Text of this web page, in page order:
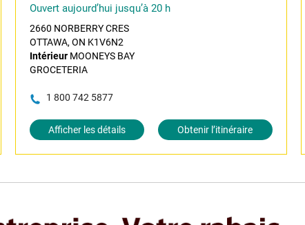
Ouvert aujourd’hui jusqu’à 20 h
2660 NORBERRY CRES
OTTAWA, ON K1V6N2
IntérieurMOONEYS BAY
GROCETERIA
1 800 742 5877
Afficher les détails Obtenir l’itinéraire